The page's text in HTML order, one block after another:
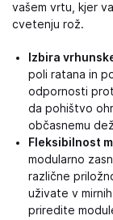
vašem vrtu, kjer
cvetenju rož.
Izbira
poli ratana in
odpornosti
da pohištvo
občasnemu
Fleksibilnost
modularno
različne
uživate v
priredite